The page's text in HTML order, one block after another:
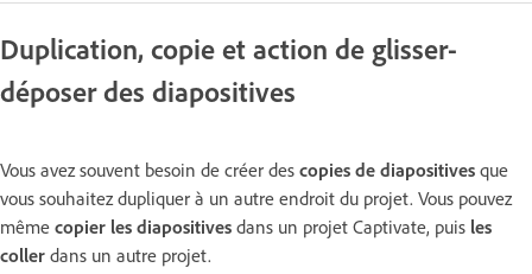
Duplication, copie et action de glisser-
déposer des diapositives
Vous avez souvent besoin de créer des copies de diapositives que
vous souhaitez dupliquer à un autre endroit du projet. Vous pouvez
même copier les diapositives dans un projet Captivate, puis les
coller dans un autre projet.